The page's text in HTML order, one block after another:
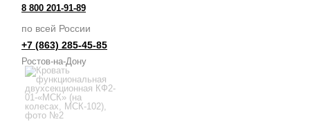
8 800 201-91-89
по всей России
+7 (863) 285-45-85
Ростов-на-Дону